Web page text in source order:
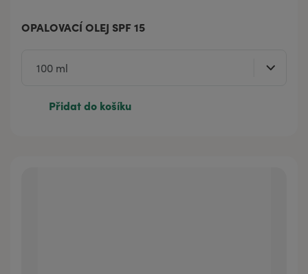
OPALOVACÍ OLEJ SPF 15
Přidat do košíku